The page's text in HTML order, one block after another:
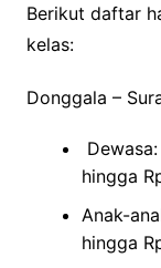
Berikut daftar
kelas:
Donggala –
hingga
Anak-
hingga